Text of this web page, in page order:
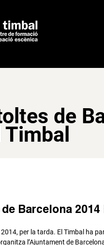
de
Barcelona 2014
per la tarda. El Timbal ha
l’Ajuntament de